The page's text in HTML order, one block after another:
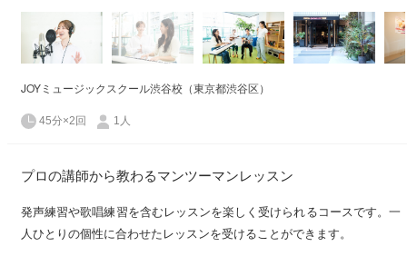
JOYミュージックスクール渋谷校（東京都渋谷区）
45分×2回 1人
プロの講師から教わるマンツーマンレッスン
発声練習や歌唱練習を含むレッスンを楽しく受けられるコースです。一
人ひとりの個性に合わせたレッスンを受けることができます。